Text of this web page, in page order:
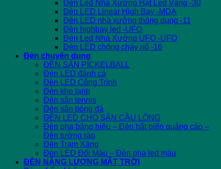
Đèn Led Nhà Xưởng Hạt Led Vàng -30
Đèn LED Linear High Bay -MDA
Đèn LED nhà xưởng thông dụng -11
Đèn highbay led -UFO
Đèn Led Nhà Xưởng UFO -UFO
Đèn LED chống cháy nổ -16
Đèn chuyên dụng
ĐÈN SÂN PICKELBALL
Đèn LED đánh cá
Đèn LED Công Trình
Đèn kho lạnh
Đèn sân tennis
Đèn sân bóng đá
ĐÈN LED CHO SÂN CẦU LÔNG
Đèn pha bảng hiệu – Đèn hắt biển quảng cáo –
Đèn tường rào
Đèn Trạm Xăng
Đèn LED Đổi Màu – Đèn pha led màu
ĐÈN NĂNG LƯỢNG MẶT TRỜI